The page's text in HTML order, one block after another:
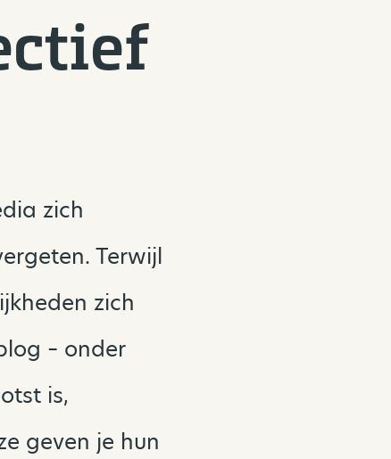
zich
Terwijl
zich
– onder
is,
geven je hun